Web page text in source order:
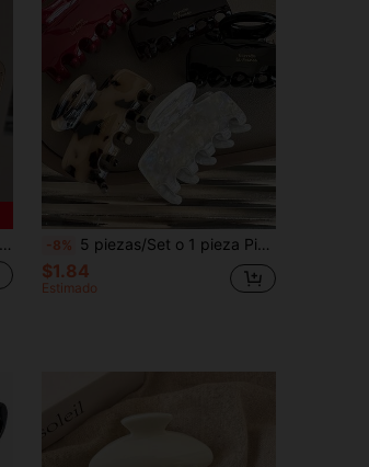
-8% 5 piezas/Set o 1 pieza Pinza de pelo de etiqueta dorada de alta gama, pinza de pelo mediana elegante, set de pinzas de pelo retro y grácil para mujeres en verano
$1.84
Estimado